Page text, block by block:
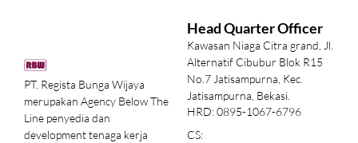
PT. Regista Bunga Wijaya
merupakan Agency Below The
Line penyedia dan
development tenaga kerja
Head Quarter Officer
Kawasan Niaga Citra grand, Jl.
Alternatif Cibubur Blok R15
No.7 Jatisampurna, Kec.
Jatisampurna, Bekasi.
HRD: 0895-1067-6796
CS: